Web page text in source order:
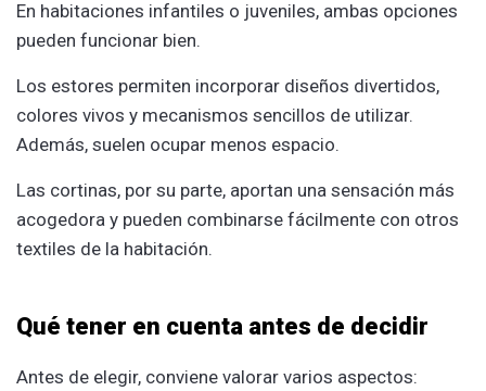
En habitaciones infantiles o juveniles, ambas opciones
pueden funcionar bien.
Los estores permiten incorporar diseños divertidos,
colores vivos y mecanismos sencillos de utilizar.
Además, suelen ocupar menos espacio.
Las cortinas, por su parte, aportan una sensación más
acogedora y pueden combinarse fácilmente con otros
textiles de la habitación.
Qué tener en cuenta antes de decidir
Antes de elegir, conviene valorar varios aspectos: